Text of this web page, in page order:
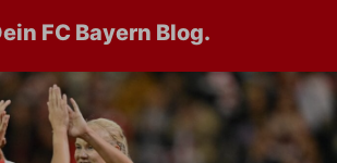
FC Bayern Blog.